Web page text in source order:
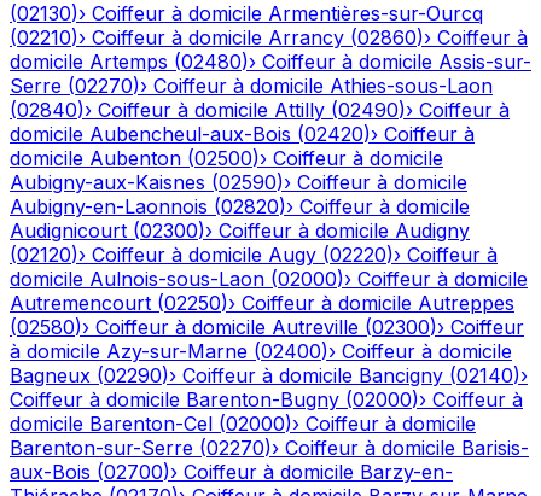
(02130)› Coiffeur à domicile Armentières-sur-Ourcq
(02210)› Coiffeur à domicile Arrancy (02860)› Coiffeur à
domicile Artemps (02480)› Coiffeur à domicile Assis-sur-
Serre (02270)› Coiffeur à domicile Athies-sous-Laon
(02840)› Coiffeur à domicile Attilly (02490)› Coiffeur à
domicile Aubencheul-aux-Bois (02420)› Coiffeur à
domicile Aubenton (02500)› Coiffeur à domicile
Aubigny-aux-Kaisnes (02590)› Coiffeur à domicile
Aubigny-en-Laonnois (02820)› Coiffeur à domicile
Audignicourt (02300)› Coiffeur à domicile Audigny
(02120)› Coiffeur à domicile Augy (02220)› Coiffeur à
domicile Aulnois-sous-Laon (02000)› Coiffeur à domicile
Autremencourt (02250)› Coiffeur à domicile Autreppes
(02580)› Coiffeur à domicile Autreville (02300)› Coiffeur
à domicile Azy-sur-Marne (02400)› Coiffeur à domicile
Bagneux (02290)› Coiffeur à domicile Bancigny (02140)›
Coiffeur à domicile Barenton-Bugny (02000)› Coiffeur à
domicile Barenton-Cel (02000)› Coiffeur à domicile
Barenton-sur-Serre (02270)› Coiffeur à domicile Barisis-
aux-Bois (02700)› Coiffeur à domicile Barzy-en-